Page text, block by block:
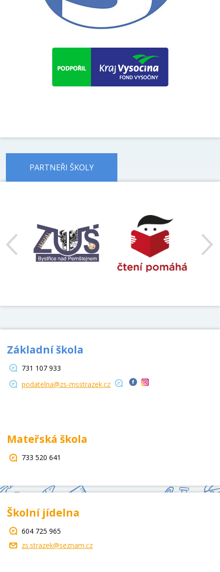
PARTNEŘI ŠKOLY
Základní škola
731 107 933
podatelna@zs-msstrazek.cz
Mateřská škola
733 520 641
Školní jídelna
604 725 965
zs.strazek@seznam.cz